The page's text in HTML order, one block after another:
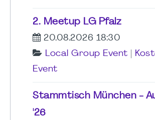
2. Meetup LG Pfalz
20.08.2026 18:30
Local Group Event
Event
Stammtisch München -
'26